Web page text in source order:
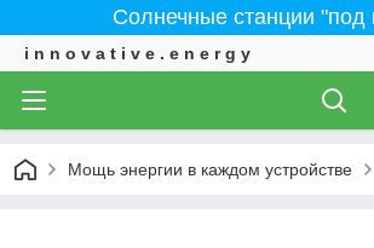
Солнечные станции "под
i n n o v a t i v e . e n e r g y
Мощь энергии в каждом устройстве